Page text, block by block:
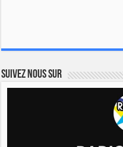
Suivez nous sur